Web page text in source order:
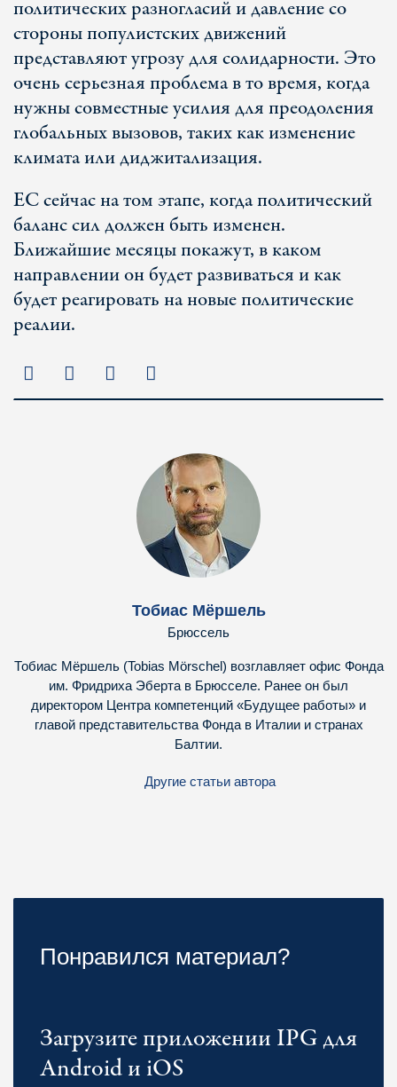
политических разногласий и давление со
стороны популистских движений
представляют угрозу для солидарности. Это
очень серьезная проблема в то время, когда
нужны совместные усилия для преодоления
глобальных вызовов, таких как изменение
климата или диджитализация.
ЕС сейчас на том этапе, когда политический
баланс сил должен быть изменен.
Ближайшие месяцы покажут, в каком
направлении он будет развиваться и как
будет реагировать на новые политические
реалии.
Тобиас Мёршель
Брюссель
Тобиас Мёршель (Tobias Mörschel) возглавляет офис Фонда
им. Фридриха Эберта в Брюсселе. Ранее он был
директором Центра компетенций «Будущее работы» и
главой представительства Фонда в Италии и странах
Балтии.
Другие статьи автора
Понравился материал?
Загрузите приложении IPG для
Android и iOS